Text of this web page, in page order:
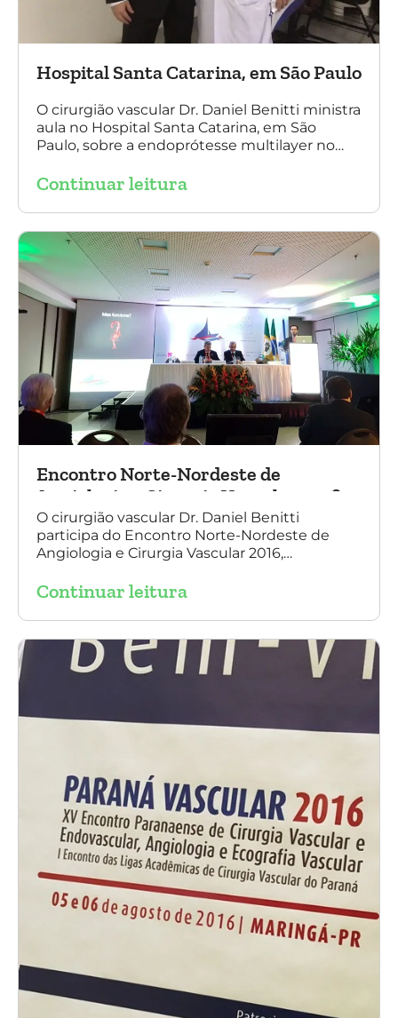
Hospital Santa Catarina, em São Paulo
O cirurgião vascular Dr. Daniel Benitti ministra
aula no Hospital Santa Catarina, em São
Paulo, sobre a endoprótesse multilayer no
experiência nacional e mundial com esta
Daniel Benitti e à direita Dr. Carlos Alberto
Fernandes Costa)
Continuar leitura
Encontro Norte-Nordeste de
Angiologia e Cirurgia Vascular 2016
O cirurgião vascular Dr. Daniel Benitti
participa do Encontro Norte-Nordeste de
Angiologia e Cirurgia Vascular 2016,
aneurisma da Aorta.
Continuar leitura